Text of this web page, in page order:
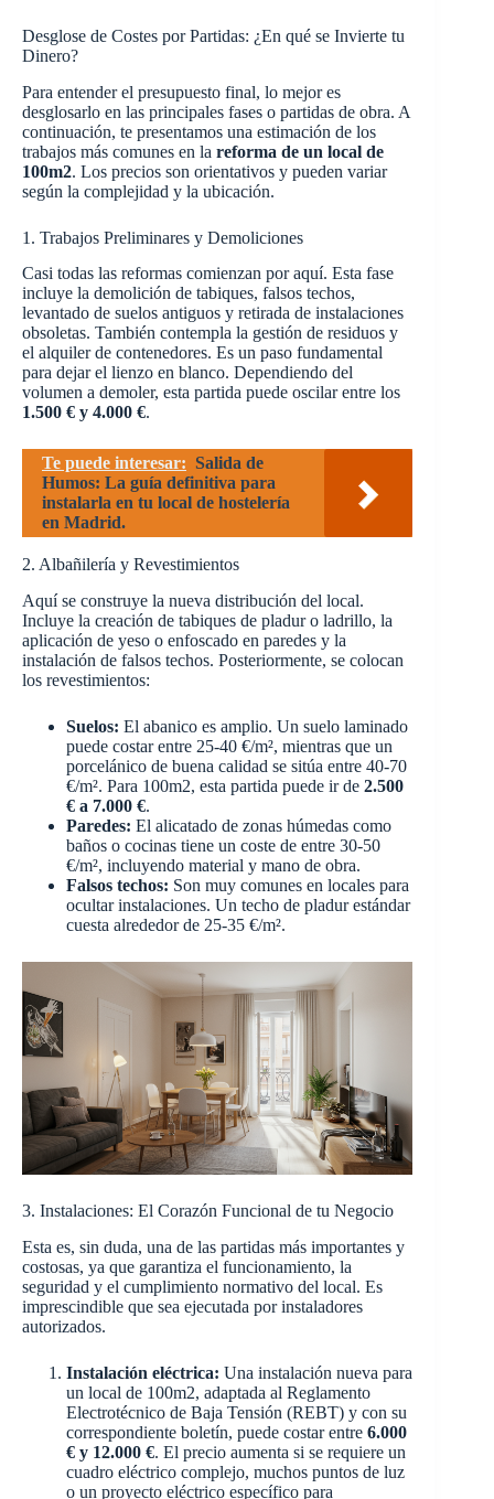
Desglose de Costes por Partidas: ¿En qué se Invierte tu
Dinero?
Para entender el presupuesto final, lo mejor es
desglosarlo en las principales fases o partidas de obra. A
continuación, te presentamos una estimación de los
trabajos más comunes en la reforma de un local de
100m2. Los precios son orientativos y pueden variar
según la complejidad y la ubicación.
1. Trabajos Preliminares y Demoliciones
Casi todas las reformas comienzan por aquí. Esta fase
incluye la demolición de tabiques, falsos techos,
levantado de suelos antiguos y retirada de instalaciones
obsoletas. También contempla la gestión de residuos y
el alquiler de contenedores. Es un paso fundamental
para dejar el lienzo en blanco. Dependiendo del
volumen a demoler, esta partida puede oscilar entre los
1.500 € y 4.000 €.
Te puede interesar: Salida de
Humos: La guía definitiva para
instalarla en tu local de hostelería
en Madrid.
2. Albañilería y Revestimientos
Aquí se construye la nueva distribución del local.
Incluye la creación de tabiques de pladur o ladrillo, la
aplicación de yeso o enfoscado en paredes y la
instalación de falsos techos. Posteriormente, se colocan
los revestimientos:
Suelos: El abanico es amplio. Un suelo laminado
puede costar entre 25-40 €/m², mientras que un
porcelánico de buena calidad se sitúa entre 40-70
€/m². Para 100m2, esta partida puede ir de 2.500
€ a 7.000 €.
Paredes: El alicatado de zonas húmedas como
baños o cocinas tiene un coste de entre 30-50
€/m², incluyendo material y mano de obra.
Falsos techos: Son muy comunes en locales para
ocultar instalaciones. Un techo de pladur estándar
cuesta alrededor de 25-35 €/m².
3. Instalaciones: El Corazón Funcional de tu Negocio
Esta es, sin duda, una de las partidas más importantes y
costosas, ya que garantiza el funcionamiento, la
seguridad y el cumplimiento normativo del local. Es
imprescindible que sea ejecutada por instaladores
autorizados.
Instalación eléctrica: Una instalación nueva para
un local de 100m2, adaptada al Reglamento
Electrotécnico de Baja Tensión (REBT) y con su
correspondiente boletín, puede costar entre 6.000
€ y 12.000 €. El precio aumenta si se requiere un
cuadro eléctrico complejo, muchos puntos de luz
o un proyecto eléctrico específico para